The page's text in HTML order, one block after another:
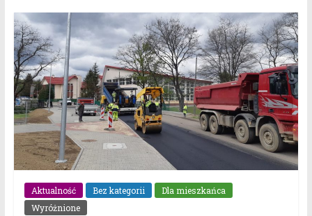
Aktualność Bez kategorii
Dla mieszkańca
Wyróżnione